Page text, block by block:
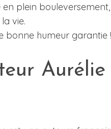
plein
vie.
bonne humeur garantie !
Aurélie